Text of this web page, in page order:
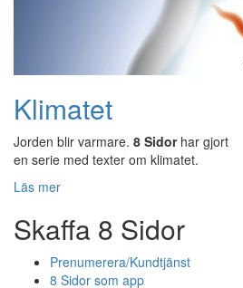
Klimatet
Jorden blir varmare. 8 Sidorhar gjort
en serie med texter om klimatet.
Läs mer
Skaffa 8 Sidor
Prenumerera/Kundtjänst
8 Sidor som app